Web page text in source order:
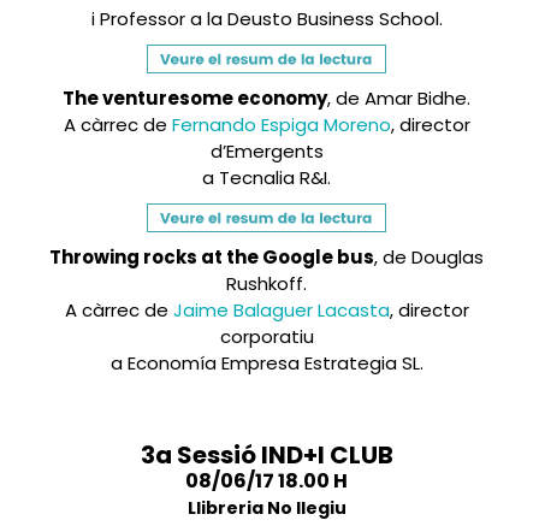
i Professor a la Deusto Business School.
The venturesome economy, de Amar Bidhe.
A càrrec de Fernando Espiga Moreno, director
d’Emergents
a Tecnalia R&I.
Throwing rocks at the Google bus, de Douglas
Rushkoff.
A càrrec de Jaime Balaguer Lacasta, director
corporatiu
a Economía Empresa Estrategia SL.
3a Sessió IND+I CLUB
08/06/17 18.00 H
Llibreria No llegiu